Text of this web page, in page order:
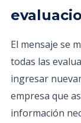
El mensaje se
todas las
ingresar
empresa que
información